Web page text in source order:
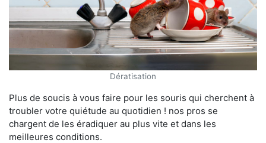
Dératisation
Plus de soucis à vous faire pour les souris qui cherchent à
troubler votre quiétude au quotidien ! nos pros se
chargent de les éradiquer au plus vite et dans les
meilleures conditions.